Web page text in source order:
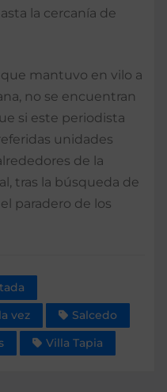
la cercanía de
mantuvo en vilo a
no se encuentran
si este periodista
unidades
de la
tras la búsqueda de
paradero de los
vez
Salcedo
Villa Tapia